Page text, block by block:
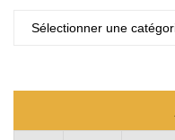
CATÉGORIES